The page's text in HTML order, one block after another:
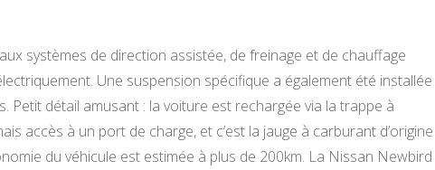
systèmes de direction assistée, de freinage et de chauffage
Une suspension spécifique a également été installée
Petit détail amusant : la voiture est rechargée via la trappe à
accès à un port de charge, et c’est la jauge à carburant d’origine
du véhicule est estimée à plus de 200km. La Nissan Newbird